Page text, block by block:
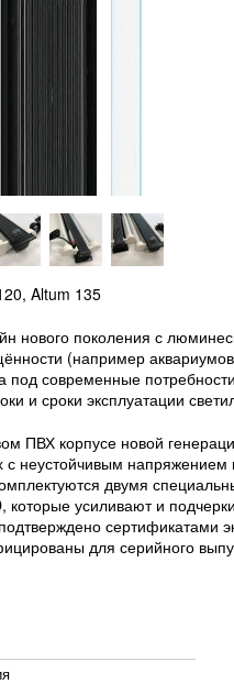
Altum 135
нового поколения с
(например
современные
и сроки эксплуатации
ПВХ корпусе новой
с неустойчивым
двумя
усиливают и
сертификатами
для серийного